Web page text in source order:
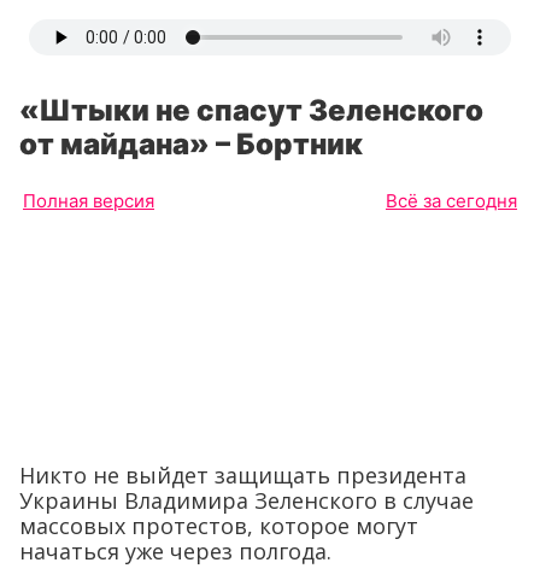
«Штыки не спасут Зеленского
от майдана» – Бортник
Полная версия Всё за сегодня
Никто не выйдет защищать президента
Украины Владимира Зеленского в случае
массовых протестов, которое могут
начаться уже через полгода.